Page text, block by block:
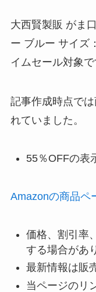
大西賢製販 がま
ー ブルー サイズ
イムセール対象で
記事作成時点で
れていました。
55％OFFの表
Amazonの商品ペ
価格、割引率
する場合があ
最新情報は販
当ページのリ